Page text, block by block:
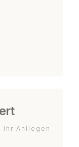
Anliegen